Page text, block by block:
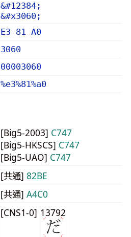
&#12384;
&#x3060;
E3 81 A0
3060
00003060
%e3%81%a0
[Big5-2003] C747
[Big5-HKSCS] C747
[Big5-UAO] C747
[共通] 82BE
[共通] A4C0
[CNS1-0] 13792